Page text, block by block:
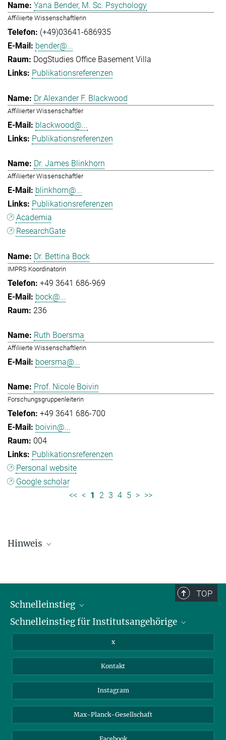
Yana Bender, M. Sc. Psychology
Affiliierte Wissenschaftlerin
(+49)03641-686935
bender@...
DogStudies Office Basement Villa
Publikationsreferenzen
Dr Alexander F. Blackwood
Affiliierter Wissenschaftler
blackwood@...
Publikationsreferenzen
Dr. James Blinkhorn
Affiliierter Wissenschaftler
blinkhorn@...
Publikationsreferenzen
Academia
ResearchGate
Dr. Bettina Bock
IMPRS Koordinatorin
+49 3641 686-969
bock@...
236
Ruth Boersma
Affiliierte Wissenschaftlerin
boersma@...
Prof. Nicole Boivin
Forschungsgruppenleiterin
+49 3641 686-700
boivin@...
004
Publikationsreferenzen
Personal website
Google scholar
<< < 1 2 3 4 5 > >>
Hinweis
TOP
Schnelleinstieg
Bibliothek
Schnelleinstieg für Institutsangehörige
Webmail
Nextcloud
x
Kontakt
Instagram
Max-Planck-Gesellschaft